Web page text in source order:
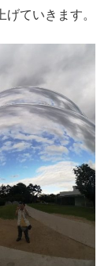
ていきます。